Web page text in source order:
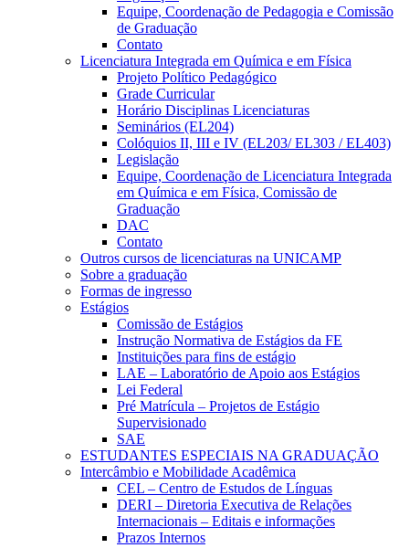
Equipe, Coordenação de Pedagogia e Comissão
de Graduação
Contato
Licenciatura Integrada em Química e em Física
Projeto Político Pedagógico
Grade Curricular
Horário Disciplinas Licenciaturas
Seminários (EL204)
Colóquios II, III e IV (EL203/ EL303 / EL403)
Legislação
Equipe, Coordenação de Licenciatura Integrada
em Química e em Física, Comissão de
Graduação
DAC
Contato
Outros cursos de licenciaturas na UNICAMP
Sobre a graduação
Formas de ingresso
Estágios
Comissão de Estágios
Instrução Normativa de Estágios da FE
Instituições para fins de estágio
LAE – Laboratório de Apoio aos Estágios
Lei Federal
Pré Matrícula – Projetos de Estágio
Supervisionado
SAE
ESTUDANTES ESPECIAIS NA GRADUAÇÃO
Intercâmbio e Mobilidade Acadêmica
CEL – Centro de Estudos de Línguas
DERI – Diretoria Executiva de Relações
Internacionais – Editais e informações
Prazos Internos